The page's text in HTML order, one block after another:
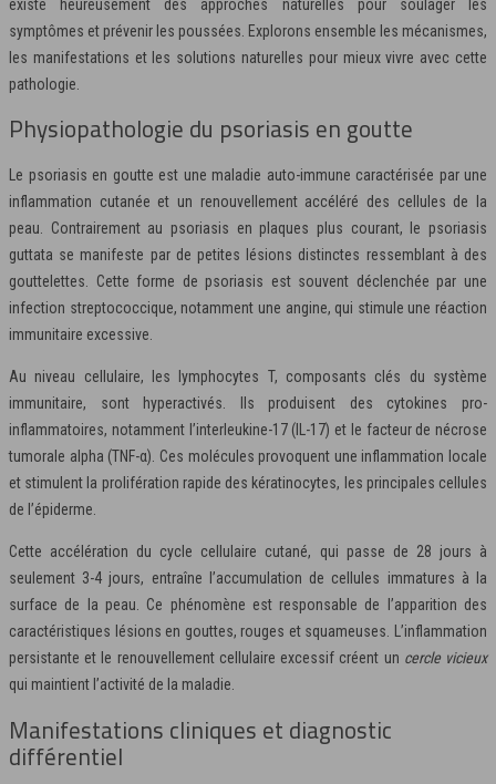
existe heureusement des approches naturelles pour soulager les
symptômes et prévenir les poussées. Explorons ensemble les mécanismes,
les manifestations et les solutions naturelles pour mieux vivre avec cette
pathologie.
Physiopathologie du psoriasis en goutte
Le psoriasis en goutte est une maladie auto-immune caractérisée par une
inflammation cutanée et un renouvellement accéléré des cellules de la
peau. Contrairement au psoriasis en plaques plus courant, le psoriasis
guttata se manifeste par de petites lésions distinctes ressemblant à des
gouttelettes. Cette forme de psoriasis est souvent déclenchée par une
infection streptococcique, notamment une angine, qui stimule une réaction
immunitaire excessive.
Au niveau cellulaire, les lymphocytes T, composants clés du système
immunitaire, sont hyperactivés. Ils produisent des cytokines pro-
inflammatoires, notamment l’interleukine-17 (IL-17) et le facteur de nécrose
tumorale alpha (TNF-α). Ces molécules provoquent une inflammation locale
et stimulent la prolifération rapide des kératinocytes, les principales cellules
de l’épiderme.
Cette accélération du cycle cellulaire cutané, qui passe de 28 jours à
seulement 3-4 jours, entraîne l’accumulation de cellules immatures à la
surface de la peau. Ce phénomène est responsable de l’apparition des
caractéristiques lésions en gouttes, rouges et squameuses. L’inflammation
persistante et le renouvellement cellulaire excessif créent un cercle vicieux
qui maintient l’activité de la maladie.
Manifestations cliniques et diagnostic
différentiel